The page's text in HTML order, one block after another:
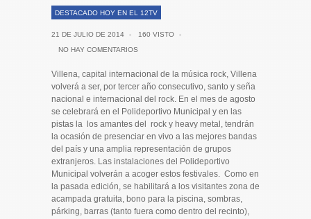
DESTACADO HOY EN EL 12TV
21 DE JULIO DE 2014 - 160 VISTO
-
NO HAY COMENTARIOS
Villena, capital internacional de la música rock, Villena
volverá a ser, por tercer año consecutivo, santo y seña
nacional e internacional del rock. En el mes de agosto
se celebrará en el Polideportivo Municipal y en las
pistas la los amantes del rock y heavy metal, tendrán
la ocasión de presenciar en vivo a las mejores bandas
del país y una amplia representación de grupos
extranjeros. Las instalaciones del Polideportivo
Municipal volverán a acoger estos festivales. Como en
la pasada edición, se habilitará a los visitantes zona de
acampada gratuita, bono para la piscina, sombras,
párking, barras (tanto fuera como dentro del recinto),